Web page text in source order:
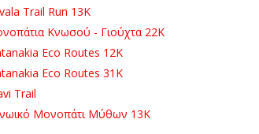
Trail Run 13K
Κνωσού - Γιούχτα 22Κ
Eco Routes 12K
Eco Routes 31K
Trail
Μονοπάτι Μύθων 13Κ